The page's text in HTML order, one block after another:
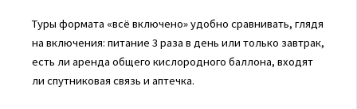
Туры формата «всё включено» удобно сравнивать, глядя
на включения: питание 3 раза в день или только завтрак,
есть ли аренда общего кислородного баллона, входят
ли спутниковая связь и аптечка.